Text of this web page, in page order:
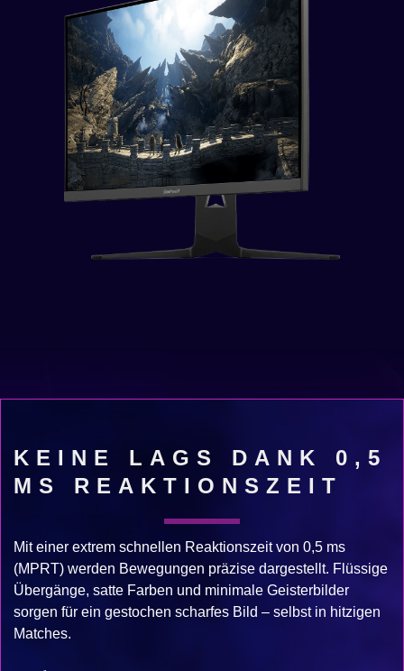
KEINE LAGS DANK 0,5
MS REAKTIONSZEIT
Mit einer extrem schnellen Reaktionszeit von 0,5 ms
(MPRT) werden Bewegungen präzise dargestellt. Flüssige
Übergänge, satte Farben und minimale Geisterbilder
sorgen für ein gestochen scharfes Bild – selbst in hitzigen
Matches.